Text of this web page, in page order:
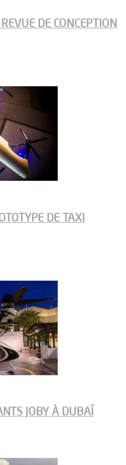
DE CONCEPTION
DE TAXI
JOBY À DUBAÏ